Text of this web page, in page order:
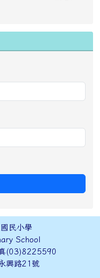
民小學
School
(03)8225590
興路21號